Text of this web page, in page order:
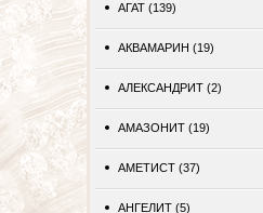
АГАТ (139)
АКВАМАРИН (19)
АЛЕКСАНДРИТ (2)
АМАЗОНИТ (19)
АМЕТИСТ (37)
АНГЕЛИТ (5)